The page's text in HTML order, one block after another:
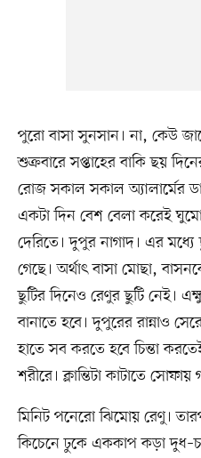
পুরো বাসা সুনসান। না, কেউ
শুক্রবারে সপ্তাহের বাকি ছয়
রোজ সকাল সকাল অ্যালার্মের
একটা দিন বেশ বেলা করেই
দেরিতে। দুপুর নাগাদ। এর
গেছে। অর্থাৎ বাসা মোছা,
ছুটির দিনেও রেণুর ছুটি নেই।
বানাতে হবে। দুপুরের রান্নাও
হাতে সব করতে হবে চিন্তা
শরীরে। ক্লান্তিটা কাটাতে
মিনিট পনেরো ঝিমোয় রেণু।
কিচেনে ঢুকে এককাপ কড়া